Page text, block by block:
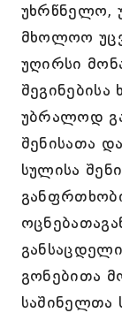
უხრწნელო,
მხოლოო
უღირსი
უბრალოდ
შენისათა
სულისა
გონებითა
საშინელთა